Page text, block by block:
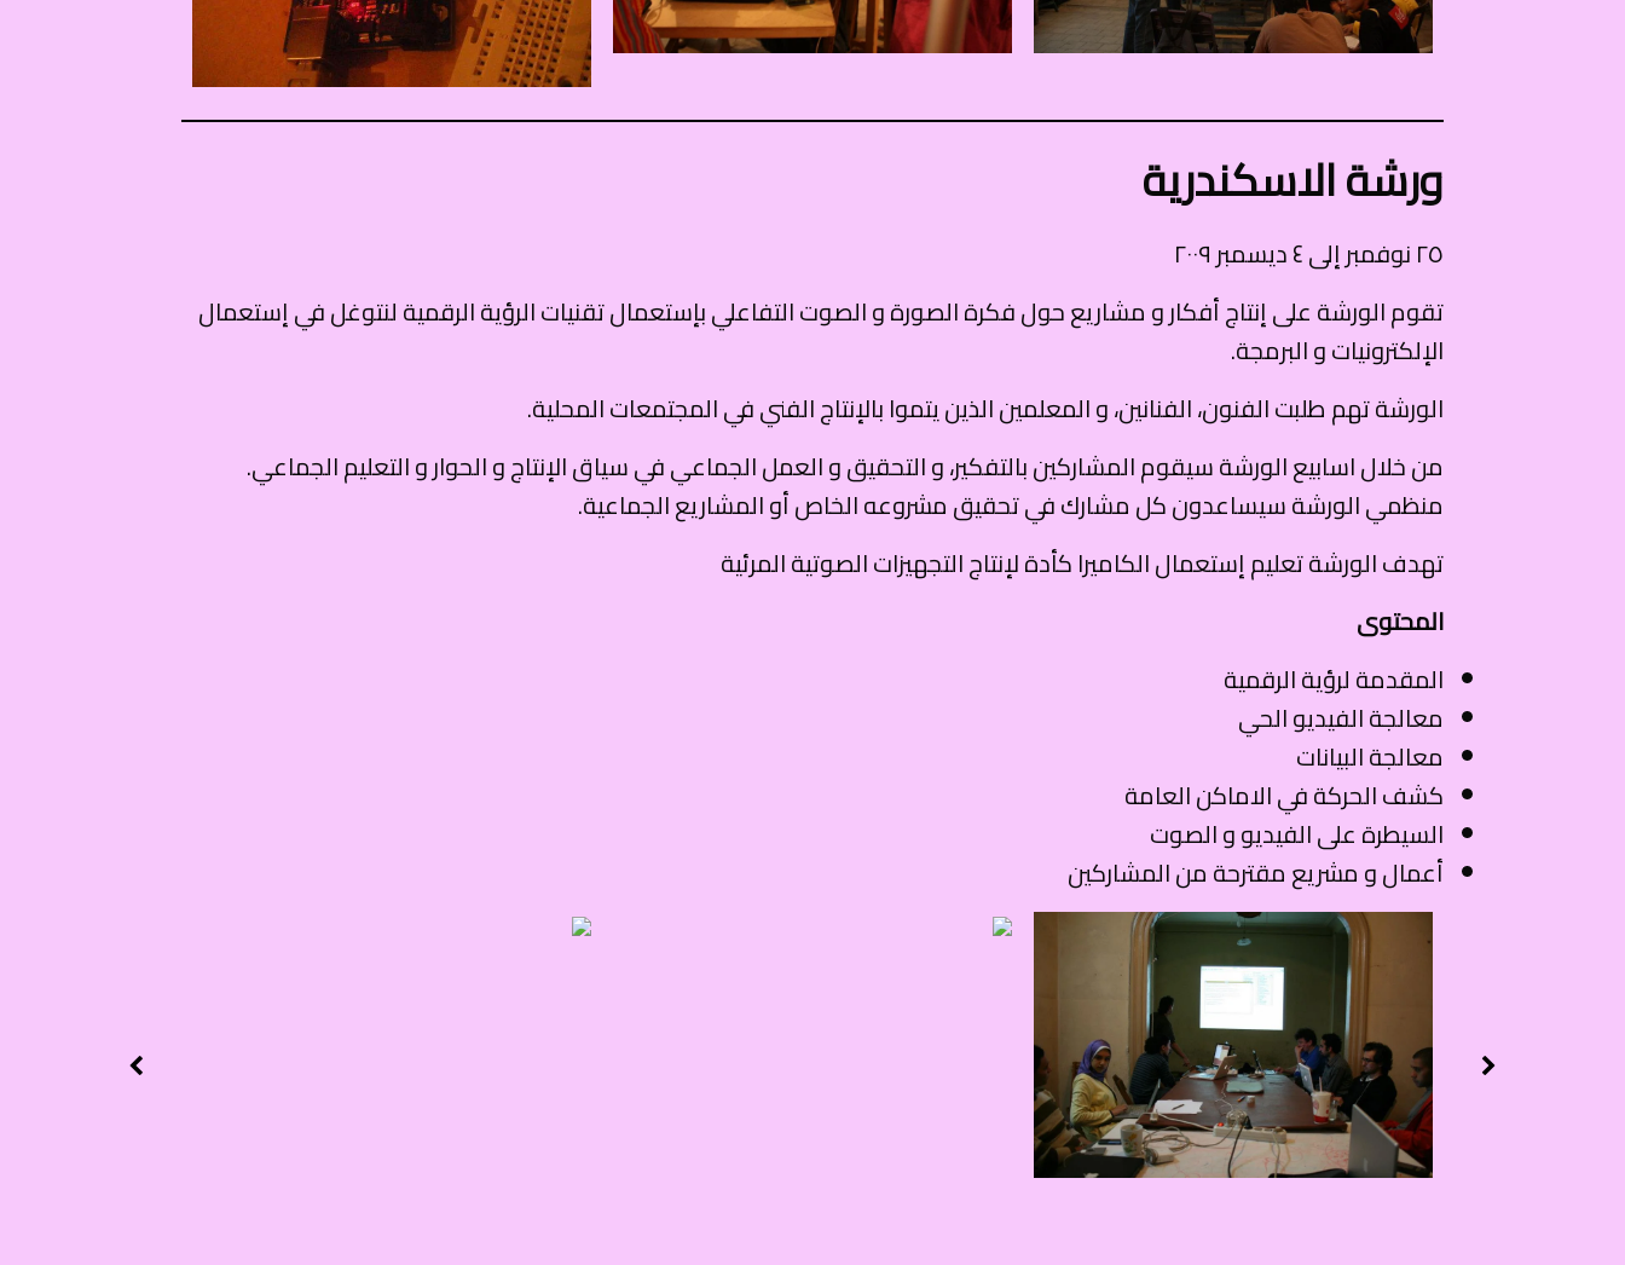
ورشة الاسكندرية
٢٥ نوفمبر إلى ٤ ديسمبر ٢٠٠٩
تقوم الورشة على إنتاج أفكار و مشاريع حول فكرة الصورة و الصوت التفاعلي بإستعمال تقنيات الرؤية الرقمية لنتوغل في إستعمال
الإلكترونيات و البرمجة.
الورشة تهم طلبت الفنون، الفنانين، و المعلمين الذين يتموا بالإنتاج الفني في المجتمعات المحلية.
من خلال اسابيع الورشة سيقوم المشاركين بالتفكير، و التحقيق و العمل الجماعي في سياق الإنتاج و الحوار و التعليم الجماعي.
منظمي الورشة سيساعدون كل مشارك في تحقيق مشروعه الخاص أو المشاريع الجماعية.
تهدف الورشة تعليم إستعمال الكاميرا كأدة لإنتاج التجهيزات الصوتية المرئية
المحتوى
المقدمة لرؤية الرقمية
معالجة الفيديو الحي
معالجة البيانات
كشف الحركة في الاماكن العامة
السيطرة على الفيديو و الصوت
أعمال و مشريع مقترحة من المشاركين